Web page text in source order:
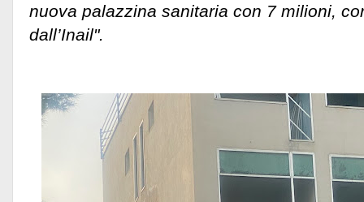
nuova palazzina sanitaria con 7 milioni,
dall’Inail".